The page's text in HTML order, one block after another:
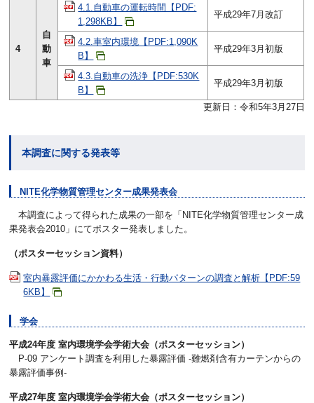
4
自
動
車
4.1.自動車の運転時間【PDF:
1,298KB】
平成29年7月改訂
4.2.車室内環境【PDF:1,090K
B】
平成29年3月初版
4.3.自動車の洗浄【PDF:530K
B】
平成29年3月初版
更新日：令和5年3月27日
本調査に関する発表等
NITE化学物質管理センター成果発表会
本調査によって得られた成果の一部を「NITE化学物質管理センター成
果発表会2010」にてポスター発表しました。
（ポスターセッション資料）
室内暴露評価にかかわる生活・行動パターンの調査と解析【PDF:59
6KB】
学会
平成24年度 室内環境学会学術大会（ポスターセッション）
P-09 アンケート調査を利用した暴露評価 -難燃剤含有カーテンからの
暴露評価事例-
平成27年度 室内環境学会学術大会（ポスターセッション）